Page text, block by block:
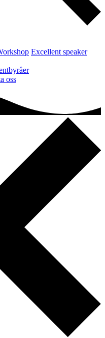
Excellent speaker
oss